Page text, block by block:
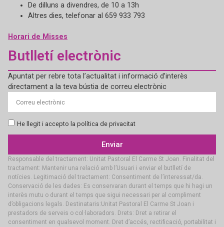
De dilluns a divendres, de 10 a 13h
Altres dies, telefonar al 659 933 793
Horari de Misses
Butlletí electrònic
Apuntat per rebre tota l’actualitat i informació d’interès
directament a la teva bústia de correu electrònic
He llegit i accepto la política de privacitat
Enviar
Responsable del tractament: Unitat Pastoral El Carme St Joan. Finalitat del
tractament: Mantenir una relació amb l’Usuari i enviar el butlletí de
notícies. Legitimació del tractament: Consentiment de l’interessat/da.
Conservació de les dades: Es conservaran durant el temps que hi hagi un
interès mutu o durant el temps que sigui necessari per al compliment
d’obligacions legals. Destinataris:Unitat Pastoral El Carme St Joan i
prestadors de serveis o col·laboradors. Drets: Dret a retirar el
consentiment en qualsevol moment. Dret d’accés, rectificació, portabilitat i